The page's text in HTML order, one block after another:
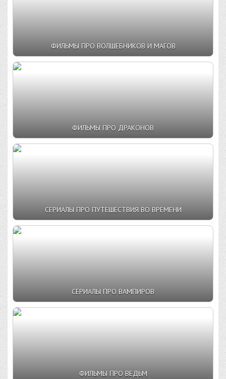
ФИЛЬМЫ ПРО ВОЛШЕБНИКОВ И МАГОВ
ФИЛЬМЫ ПРО ДРАКОНОВ
СЕРИАЛЫ ПРО ПУТЕШЕСТВИЯ ВО ВРЕМЕНИ
СЕРИАЛЫ ПРО ВАМПИРОВ
ФИЛЬМЫ ПРО ВЕДЬМ